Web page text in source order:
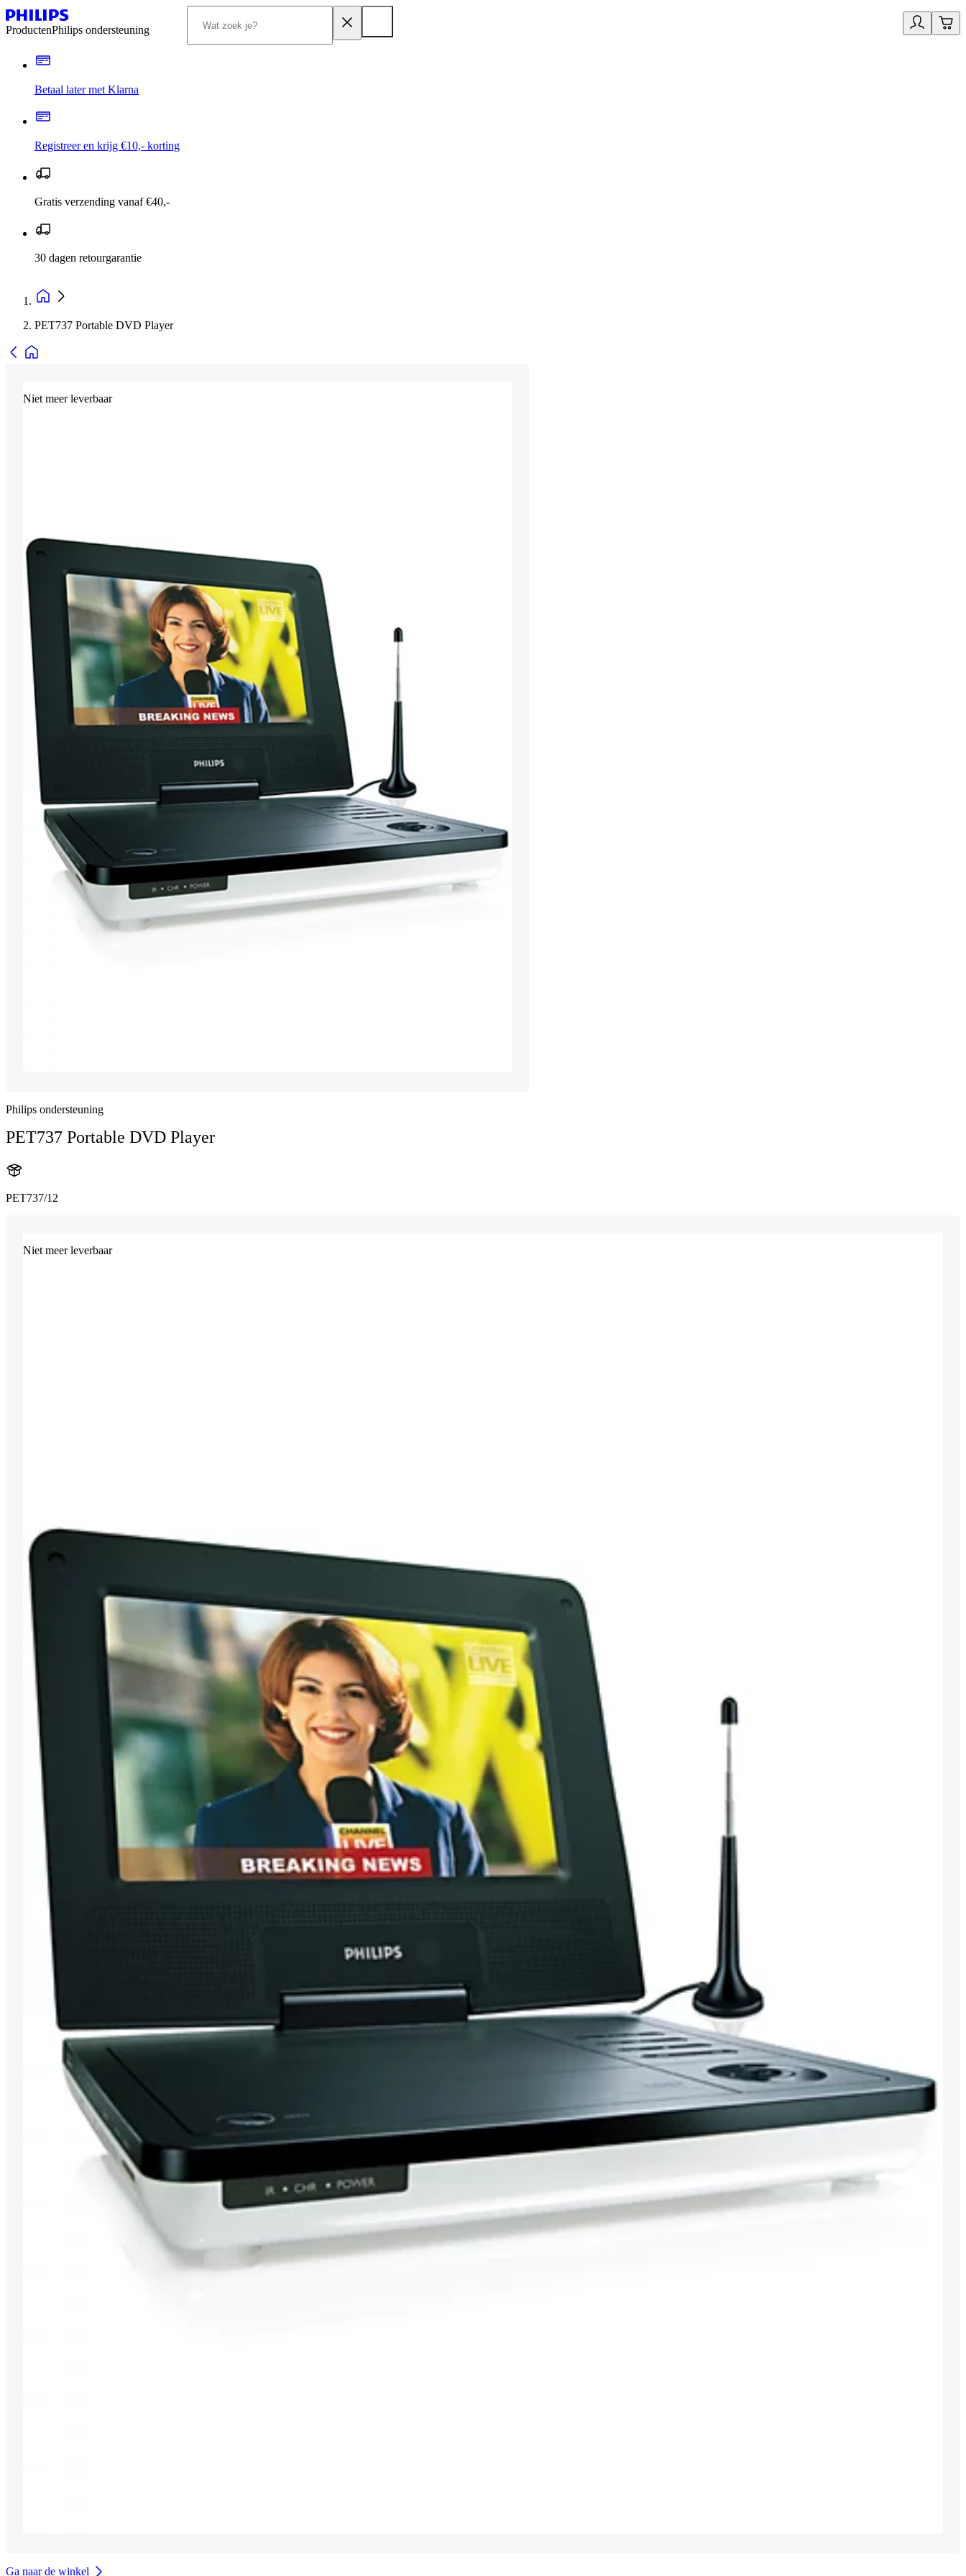
ProductenPhilips ondersteuning
Betaal later met Klarna
Registreer en krijg €10,- korting
Gratis verzending vanaf €40,-
30 dagen retourgarantie
PET737 Portable DVD Player
Niet meer leverbaar
Philips ondersteuning
PET737 Portable DVD Player
PET737/12
Niet meer leverbaar
Ga naar de winkel